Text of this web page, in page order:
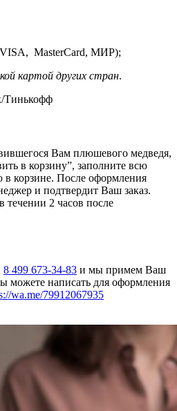
VISA, MasterCard, МИР);
картой других стран.
Тинькофф
Вам плюшевого медведя,
в корзину”, заполните всю
корзине. После оформления
и подтвердит Ваш заказ.
течении 2 часов после
8 499 673-34-83 и мы примем Ваш
можете написать для оформления
wa.me/79912067935